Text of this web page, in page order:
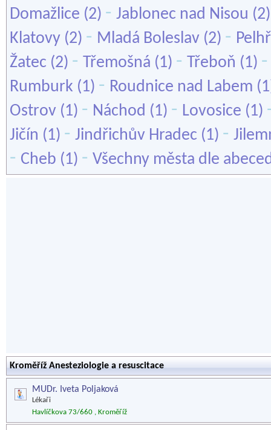
Domažlice (2) - Jablonec nad Nisou
Klatovy (2) - Mladá Boleslav (2) -
Žatec (2) - Třemošná (1) - Třeboň (1)
Rumburk (1) - Roudnice nad Labem
Ostrov (1) - Náchod (1) - Lovosice (1)
Jičín (1) - Jindřichův Hradec (1) -
- Cheb (1) - Všechny města dle
Kroměříž Anesteziologie a resuscitace
MUDr. Iveta Poljaková
Lékaři
Havlíčkova 73/660 , Kroměříž